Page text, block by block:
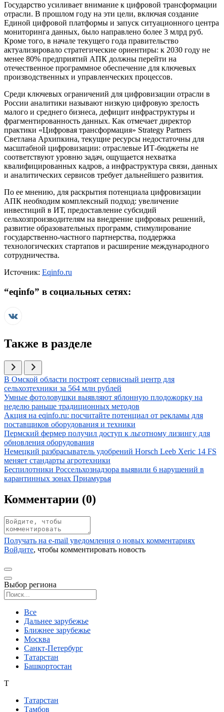
Государство усиливает внимание к цифровой трансформации
отрасли. В прошлом году на эти цели, включая создание
Единой цифровой платформы и запуск ситуационного центра
мониторинга данных, было направлено более 3 млрд руб.
Кроме того, в начале текущего года правительство
актуализировало стратегические ориентиры: к 2030 году не
менее 80% предприятий АПК должны перейти на
отечественное программное обеспечение для ключевых
производственных и управленческих процессов.
Среди ключевых ограничений для цифровизации отрасли в
России аналитики называют низкую цифровую зрелость
малого и среднего бизнеса, дефицит инфраструктуры и
фрагментированность данных. Как отмечает директор
практики «Цифровая трансформация» Strategy Partners
Светлана Архипкина, текущие ресурсы недостаточны для
масштабной цифровизации: отраслевые ИТ-бюджеты не
соответствуют уровню задач, ощущается нехватка
квалифицированных кадров, а инфраструктура связи, данных
и аналитических сервисов требует дальнейшего развития.
По ее мнению, для раскрытия потенциала цифровизации
АПК необходим комплексный подход: увеличение
инвестиций в ИТ, предоставление субсидий
сельхозпроизводителям на внедрение цифровых решений,
развитие образовательных программ, стимулирование
государственно-частного партнерства, поддержка
технологических стартапов и расширение международного
сотрудничества.
Источник: Eqinfo.ru
“eqinfo” в социальных сетях:
Также в разделе
Иллюстрация новости
В Омской области построят сервисный центр для
сельхозтехники за 564 млн рублей
Иллюстрация новости
Умные фотоловушки выявляют яблонную плодожорку на
неделю раньше традиционных методов
Иллюстрация новости
Акция на eqinfo.ru: посчитайте потенциал от рекламы для
поставщиков оборудования и техники
Иллюстрация новости
Пермский фермер получил доступ к льготному лизингу для
обновления оборудования
Иллюстрация новости
Немецкий разбрасыватель удобрений Horsch Leeb Xeric 14 FS
меняет стандарты агротехники
Иллюстрация новости
Беспилотники Россельхознадзора выявили 6 нарушений в
карантинных зонах Приамурья
Комментарии (0)
Получать на e‑mail уведомления о новых комментариях
Войдите, чтобы комментировать новость
Выбор региона
Все
Дальнее зарубежье
Ближнее зарубежье
Москва
Санкт-Петербург
Татарстан
Башкортостан
Т
Татарстан
Тамбов